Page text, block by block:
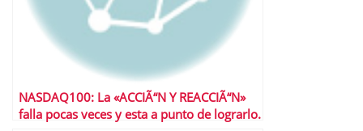
NASDAQ100: La «ACCIÃ“N Y REACCIÃ“N»
falla pocas veces y esta a punto de lograrlo.